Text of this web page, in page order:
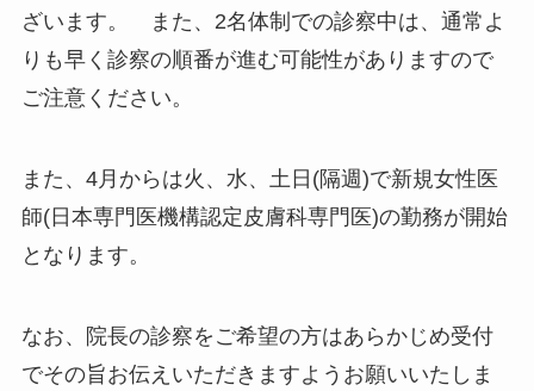
ざいます。 また、2名体制での診察中は、通常よ
りも早く診察の順番が進む可能性がありますので
ご注意ください。
また、4月からは火、水、土日(隔週)で新規女性医
師(日本専門医機構認定皮膚科専門医)の勤務が開始
となります。
なお、院長の診察をご希望の方はあらかじめ受付
でその旨お伝えいただきますようお願いいたしま